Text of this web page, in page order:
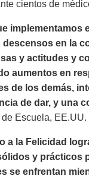
cientos de
implementamos
descensos en la
y actitudes y
aumentos en
de los demás,
de dar, y una
Escuela, EE.UU.
a la Felicidad
y prácticos
se enfrentan